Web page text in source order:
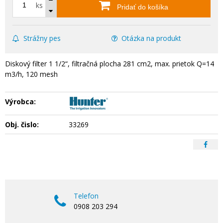
ks Pridať do košíka
Strážny pes Otázka na produkt
Diskový filter 1 1/2“, filtračná plocha 281 cm2, max. prietok Q=14
m3/h, 120 mesh
Výrobca:
Obj. čislo: 33269
Telefon
0908 203 294